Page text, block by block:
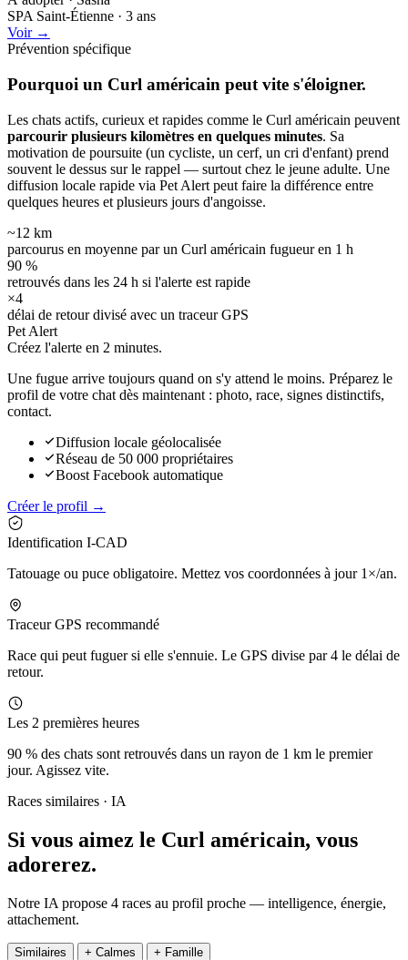
SPA Saint-Étienne · 3 ans
Voir →
Prévention spécifique
Pourquoi un Curl américain peut vite s'éloigner.
Les chats actifs, curieux et rapides comme le Curl américain peuvent
parcourir plusieurs kilomètres en quelques minutes. Sa
motivation de poursuite (un cycliste, un cerf, un cri d'enfant) prend
souvent le dessus sur le rappel — surtout chez le jeune adulte. Une
diffusion locale rapide via Pet Alert peut faire la différence entre
quelques heures et plusieurs jours d'angoisse.
~12 km
parcourus en moyenne par un Curl américain fugueur en 1 h
90 %
retrouvés dans les 24 h si l'alerte est rapide
×4
délai de retour divisé avec un traceur GPS
Pet Alert
Créez l'alerte en 2 minutes.
Une fugue arrive toujours quand on s'y attend le moins. Préparez le
profil de votre chat dès maintenant : photo, race, signes distinctifs,
contact.
Diffusion locale géolocalisée
Réseau de 50 000 propriétaires
Boost Facebook automatique
Créer le profil →
Identification I-CAD
Tatouage ou puce obligatoire. Mettez vos coordonnées à jour 1×/an.
Traceur GPS recommandé
Race qui peut fuguer si elle s'ennuie. Le GPS divise par 4 le délai de
retour.
Les 2 premières heures
90 % des chats sont retrouvés dans un rayon de 1 km le premier
jour. Agissez vite.
Races similaires · IA
Si vous aimez le Curl américain, vous
adorerez.
Notre IA propose 4 races au profil proche — intelligence, énergie,
attachement.
Similaires + Calmes + Famille